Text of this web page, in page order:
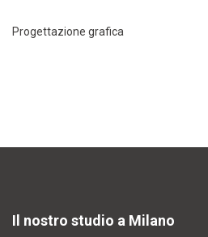
Progettazione grafica
Il nostro studio a Milano